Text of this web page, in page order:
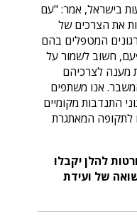
בישראל, אמר: "עם
את הצרכים של
המטפלים בהם
חשוב לשמור על
מענה לצרכיהם
אנו משתפים
התנדבות מקומיים
לתקופה המאתגרת
להלן יקבלו
של ועידת